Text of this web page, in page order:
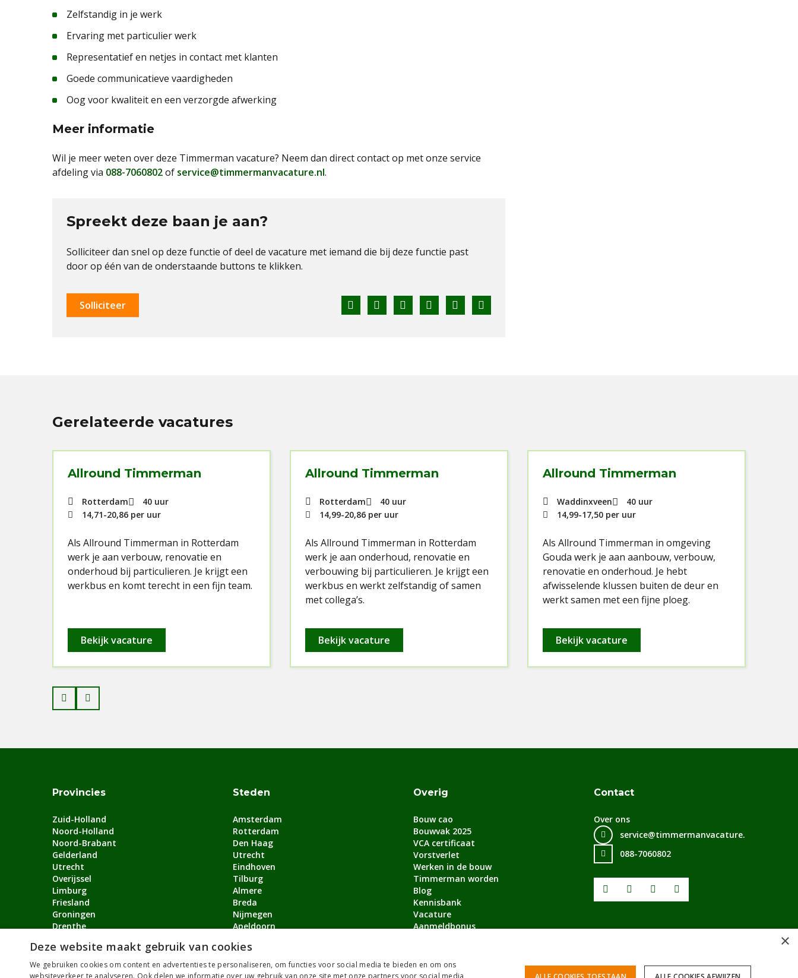
Zelfstandig in je werk
Ervaring met particulier werk
Representatief en netjes in contact met klanten
Goede communicatieve vaardigheden
Oog voor kwaliteit en een verzorgde afwerking
Meer informatie
Wil je meer weten over deze Timmerman vacature? Neem dan direct contact op met onze service
afdeling via 088-7060802of service@timmermanvacature.nl.
Spreekt deze baan je aan?
Solliciteer dan snel op deze functie of deel de vacature met iemand die bij deze functie past
door op één van de onderstaande buttons te klikken.
FacebookTwitterLinkedInPinterestWhatsApp
E-
mail
Solliciteer
Gerelateerde vacatures
Allround Timmerman
Rotterdam
40 uur
14,71-20,86 per uur
Als Allround Timmerman in Rotterdam
werk je aan verbouw, renovatie en
onderhoud bij particulieren. Je krijgt een
werkbus en komt terecht in een fijn team.
Bekijk vacature
Allround Timmerman
Rotterdam
40 uur
14,99-20,86 per uur
Als Allround Timmerman in Rotterdam
werk je aan onderhoud, renovatie en
verbouwing bij particulieren. Je krijgt een
werkbus en werkt zelfstandig of samen
met collega’s.
Bekijk vacature
Allround Timmerman
Waddinxveen
40 uur
14,99-17,50 per uur
Als Allround Timmerman in omgeving
Gouda werk je aan aanbouw, verbouw,
renovatie en onderhoud. Je hebt
afwisselende klussen buiten de deur en
werkt samen met een fijne ploeg.
Bekijk vacature
Prev
Provincies
Zuid-Holland
Noord-Holland
Noord-Brabant
Gelderland
Utrecht
Overijssel
Limburg
Friesland
Groningen
Drenthe
Zeeland
Steden
Amsterdam
Rotterdam
Den Haag
Utrecht
Eindhoven
Tilburg
Almere
Breda
Nijmegen
Apeldoorn
Bekijk alle steden
Overig
Bouw cao
Bouwvak 2025
VCA certificaat
Vorstverlet
Werken in de bouw
Timmerman worden
Blog
Kennisbank
Vacature
Aanmeldbonus
Contact
Over ons
service@timmermanvacature.nl
088-7060802
FacebookYoutubeLinkedIn
×
Deze website maakt gebruik van cookies
We gebruiken cookies om content en advertenties te personaliseren, om functies voor social media te bieden en om ons
websiteverkeer te analyseren. Ook delen we informatie over uw gebruik van onze site met onze partners voor social media,